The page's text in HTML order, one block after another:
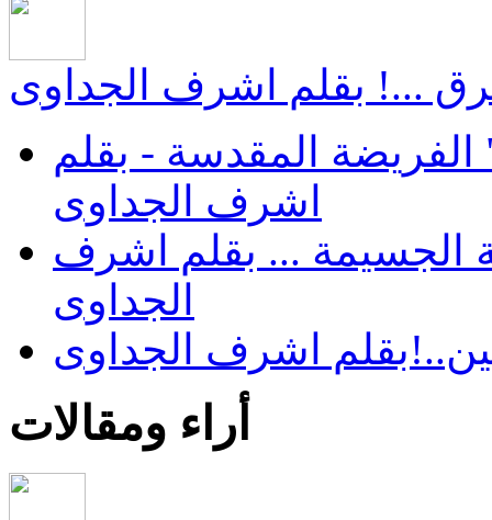
...! بقلم اشرف الجداوى
المقدسة - بقلم
اشرف الجداوى
الجسيمة ... بقلم اشرف
الجداوى
اشرف الجداوى
أراء ومقالات